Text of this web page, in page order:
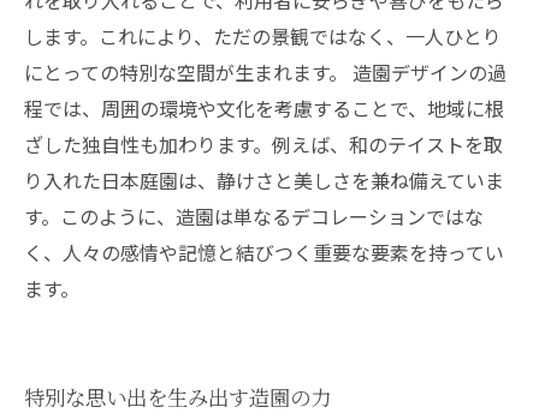
します。これにより、ただの景観ではなく、一人ひとり
にとっての特別な空間が生まれます。 造園デザインの過
程では、周囲の環境や文化を考慮することで、地域に根
ざした独自性も加わります。例えば、和のテイストを取
り入れた日本庭園は、静けさと美しさを兼ね備えていま
す。このように、造園は単なるデコレーションではな
く、人々の感情や記憶と結びつく重要な要素を持ってい
ます。
特別な思い出を生み出す造園の力